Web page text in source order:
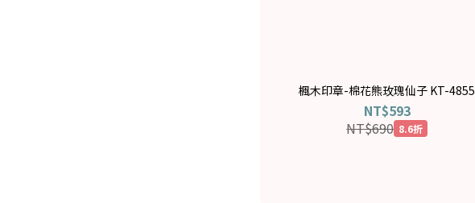
楓木印章-棉花熊玫瑰仙子 KT-4855
NT$593
NT$690 8.6折